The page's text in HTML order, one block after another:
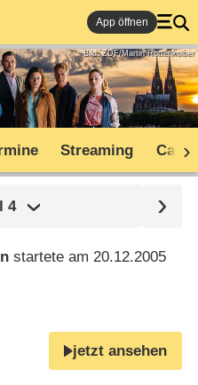
App öffnen
Bild: ZDF/Martin Rottenkolber
Streaming Cast
4
startete am 20.12.2005
jetzt ansehen